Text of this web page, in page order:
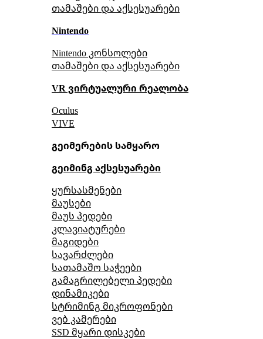
თამაშები და აქსესუარები
Nintendo
Nintendo კონსოლები
თამაშები და აქსესუარები
VR ვირტუალური რეალობა
Oculus
VIVE
გეიმერების სამყარო
გეიმინგ აქსესუარები
ყურსასმენები
მაუსები
მაუს პედები
კლავიატურები
მაგიდები
სავარძლები
სათამაშო საჭეები
გამაგრილებელი პედები
დინამიკები
სტრიმინგ მიკროფონები
ვებ კამერები
SSD მყარი დისკები